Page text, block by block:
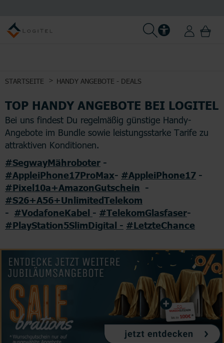
STARTSEITE HANDY ANGEBOTE - DEALS
TOP HANDY ANGEBOTE BEI LOGITEL
Bei uns findest Du regelmäßig günstige Handy-
Angebote im Bundle sowie leistungsstarke Tarife zu
attraktiven Konditionen.
#SegwayMähroboter -
#AppleiPhone17ProMax- #AppleiPhone17 -
#Pixel10a+AmazonGutschein -
#S26+A56+UnlimitedTelekom
- #VodafoneKabel - #TelekomGlasfaser-
#PlayStation5SlimDigital - #LetzteChance